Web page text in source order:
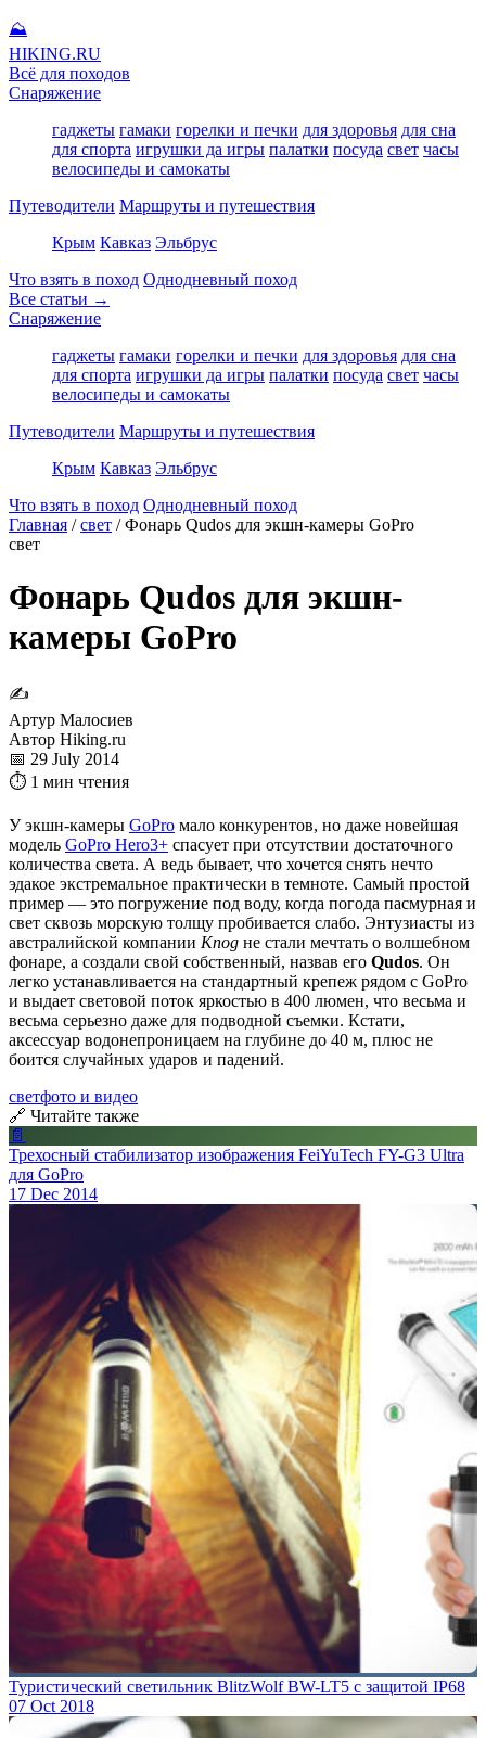
⛰
HIKING.RU
Всё для походов
Снаряжение
гаджеты гамаки горелки и печки для здоровья для сна
для спорта игрушки да игры палатки посуда свет часы
велосипеды и самокаты
Путеводители Маршруты и путешествия
Крым Кавказ Эльбрус
Что взять в поход Однодневный поход
Все статьи →
Снаряжение
гаджеты гамаки горелки и печки для здоровья для сна
для спорта игрушки да игры палатки посуда свет часы
велосипеды и самокаты
Путеводители Маршруты и путешествия
Крым Кавказ Эльбрус
Что взять в поход Однодневный поход
Главная / свет / Фонарь Qudos для экшн-камеры GoPro
свет
Фонарь Qudos для экшн-
камеры GoPro
✍
Артур Малосиев
Автор Hiking.ru
📅 29 July 2014
⏱ 1 мин чтения
У экшн-камеры GoPro мало конкурентов, но даже новейшая
модель GoPro Hero3+ спасует при отсутствии достаточного
количества света. А ведь бывает, что хочется снять нечто
эдакое экстремальное практически в темноте. Самый простой
пример — это погружение под воду, когда погода пасмурная и
свет сквозь морскую толщу пробивается слабо. Энтузиасты из
австралийской компании Knog не стали мечтать о волшебном
фонаре, а создали свой собственный, назвав его Qudos. Он
легко устанавливается на стандартный крепеж рядом с GoPro
и выдает световой поток яркостью в 400 люмен, что весьма и
весьма серьезно даже для подводной съемки. Кстати,
аксессуар водонепроницаем на глубине до 40 м, плюс не
боится случайных ударов и падений.
светфото и видео
🔗 Читайте также
📄
Трехосный стабилизатор изображения FeiYuTech FY-G3 Ultra
для GoPro
17 Dec 2014
Туристический светильник BlitzWolf BW-LT5 с защитой IP68
07 Oct 2018